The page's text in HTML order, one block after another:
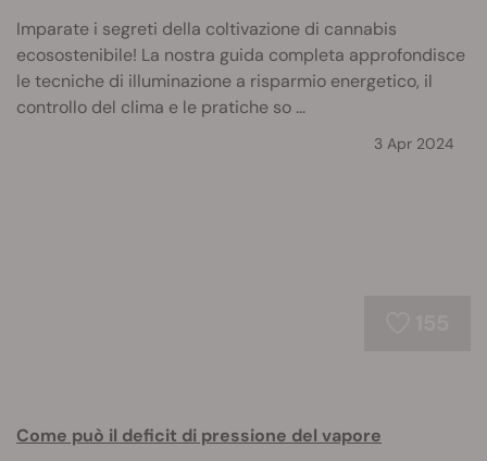
Imparate i segreti della coltivazione di cannabis
ecosostenibile! La nostra guida completa approfondisce
le tecniche di illuminazione a risparmio energetico, il
controllo del clima e le pratiche so ...
3 Apr 2024
Come può il deficit di pressione del vapore